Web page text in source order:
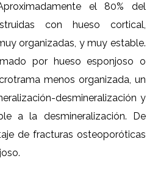
el 80% del
con hueso cortical,
organizadas, y muy estable.
por hueso esponjoso o
menos organizada, un
desmineralización y
a la desmineralización. De
de fracturas osteoporóticas